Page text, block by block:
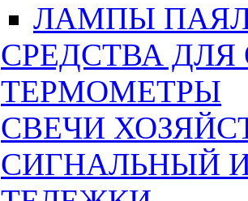
ЛАМПЫ
СРЕДСТВА
ТЕРМОМЕТРЫ
СВЕЧИ
СИГНАЛЬНЫЙ